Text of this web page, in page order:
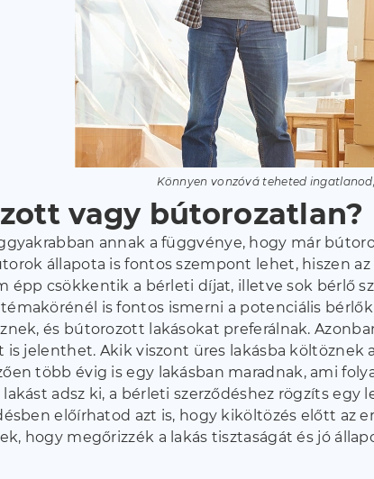
Könnyen vonzóvá teheted
vagy bútorozatlan?
annak a függvénye, hogy már
állapota is fontos szempont lehet, hiszen
épp csökkentik a bérleti díjat, illetve sok bérlő
is fontos ismerni a potenciális
és bútorozott lakásokat preferálnak.
is jelenthet. Akik viszont üres lakásba
több évig is egy lakásban maradnak, ami
adsz ki, a bérleti szerződéshez rögzíts
előírhatod azt is, hogy kiköltözés előtt az
hogy megőrizzék a lakás tisztaságát és jó